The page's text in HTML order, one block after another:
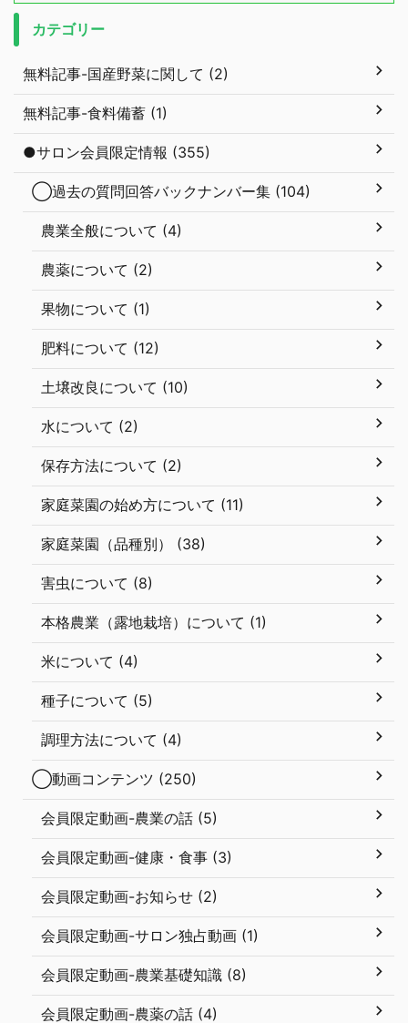
カテゴリー
無料記事-国産野菜に関して (2)
無料記事-食料備蓄 (1)
●サロン会員限定情報 (355)
◯過去の質問回答バックナンバー集 (104)
農業全般について (4)
農薬について (2)
果物について (1)
肥料について (12)
土壌改良について (10)
水について (2)
保存方法について (2)
家庭菜園の始め方について (11)
家庭菜園（品種別） (38)
害虫について (8)
本格農業（露地栽培）について (1)
米について (4)
種子について (5)
調理方法について (4)
◯動画コンテンツ (250)
会員限定動画-農業の話 (5)
会員限定動画-健康・食事 (3)
会員限定動画-お知らせ (2)
会員限定動画-サロン独占動画 (1)
会員限定動画-農業基礎知識 (8)
会員限定動画-農薬の話 (4)